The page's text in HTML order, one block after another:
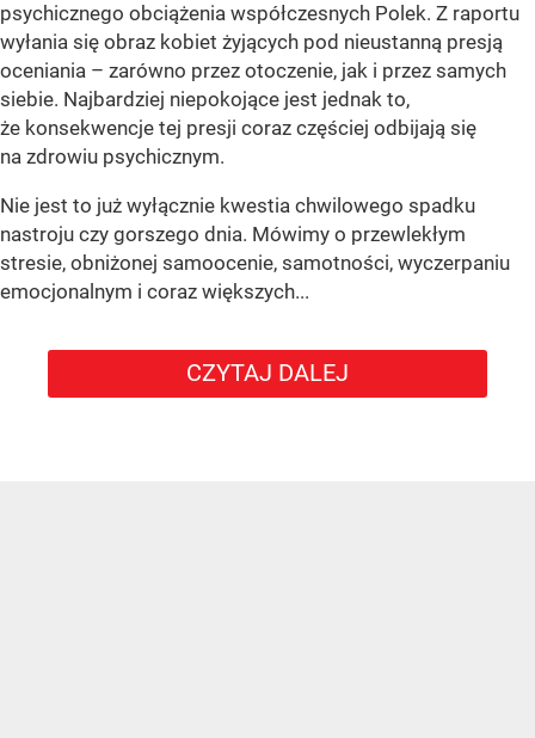
psychicznego obciążenia współczesnych Polek. Z raportu
wyłania się obraz kobiet żyjących pod nieustanną presją
oceniania – zarówno przez otoczenie, jak i przez samych
siebie. Najbardziej niepokojące jest jednak to,
że konsekwencje tej presji coraz częściej odbijają się
na zdrowiu psychicznym.
Nie jest to już wyłącznie kwestia chwilowego spadku
nastroju czy gorszego dnia. Mówimy o przewlekłym
stresie, obniżonej samoocenie, samotności, wyczerpaniu
emocjonalnym i coraz większych...
CZYTAJ DALEJ